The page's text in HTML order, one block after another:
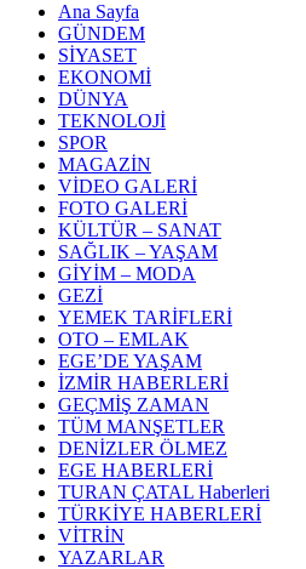
Ana Sayfa
GÜNDEM
SİYASET
EKONOMİ
DÜNYA
TEKNOLOJİ
SPOR
MAGAZİN
VİDEO GALERİ
FOTO GALERİ
KÜLTÜR – SANAT
SAĞLIK – YAŞAM
GİYİM – MODA
GEZİ
YEMEK TARİFLERİ
OTO – EMLAK
EGE’DE YAŞAM
İZMİR HABERLERİ
GEÇMİŞ ZAMAN
TÜM MANŞETLER
DENİZLER ÖLMEZ
EGE HABERLERİ
TURAN ÇATAL Haberleri
TÜRKİYE HABERLERİ
VİTRİN
YAZARLAR